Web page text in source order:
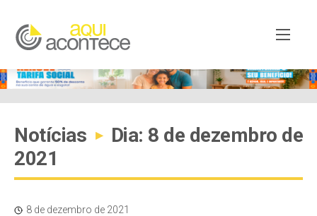
Notícias ▸
Dia: 8 de dezembro de
2021
8 de dezembro de 2021